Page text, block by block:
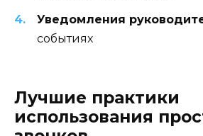
Уведомления
событиях
Лучшие практики
использования